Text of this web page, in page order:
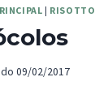
| RISOTTO
09/02/2017